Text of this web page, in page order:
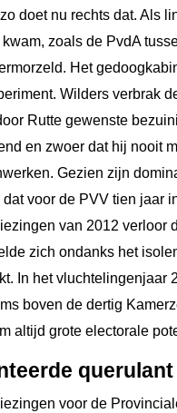
doet nu rechts dat. Als
zoals de PvdA
Het
Wilders verbrak
Rutte gewenste
en zwoer dat hij nooit
Gezien zijn
dat voor de PVV tien jaar
van 2012 verloor
zich ondanks het
In het vluchtelingenjaar
boven de dertig
altijd grote electorale
querulant
voor de